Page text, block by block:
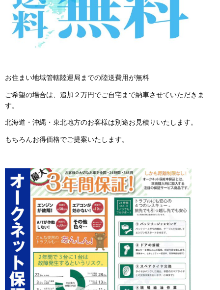
お住まい地域管轄陸運局までの陸送費用が無料
ご希望の場合は、追加２万円でご自宅まで納車させていただきま
す。
北海道・沖縄・東北地方のお客様は別途お見積りいたします。
もちろんお得価格でご提案いたします。